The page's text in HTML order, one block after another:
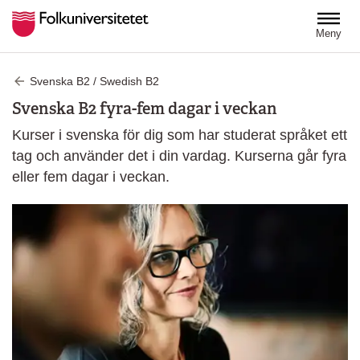
Meny
Svenska B2 / Swedish B2
Svenska B2 fyra-fem dagar i veckan
Kurser i svenska för dig som har studerat språket ett
tag och använder det i din vardag. Kurserna går fyra
eller fem dagar i veckan.